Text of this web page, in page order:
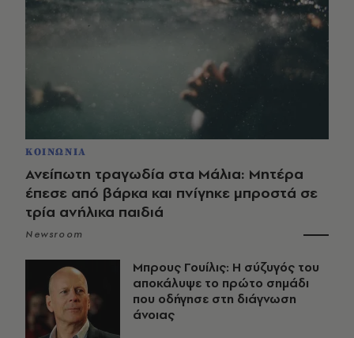
ΚΟΙΝΩΝΙΑ
Ανείπωτη τραγωδία στα Μάλια: Μητέρα
έπεσε από βάρκα και πνίγηκε μπροστά σε
τρία ανήλικα παιδιά
Newsroom
Μπρους Γουίλις: Η σύζυγός του
αποκάλυψε το πρώτο σημάδι
που οδήγησε στη διάγνωση
άνοιας